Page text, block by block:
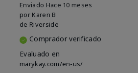
Enviado Hace 10 meses
por Karen B
de Riverside
Comprador verificado
Evaluado en
marykay.com/en-us/